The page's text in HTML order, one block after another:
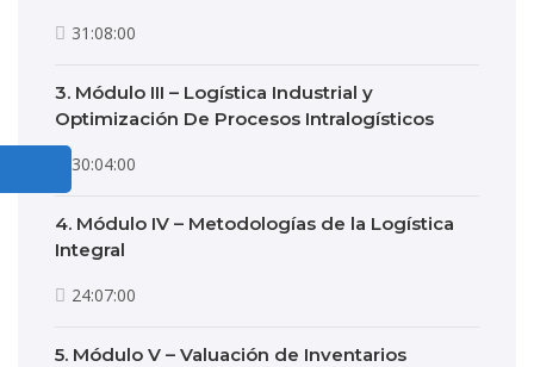
31:08:00
3. Módulo III – Logística Industrial y
Optimización De Procesos Intralogísticos
30:04:00
4. Módulo IV – Metodologías de la Logística
Integral
24:07:00
5. Módulo V – Valuación de Inventarios